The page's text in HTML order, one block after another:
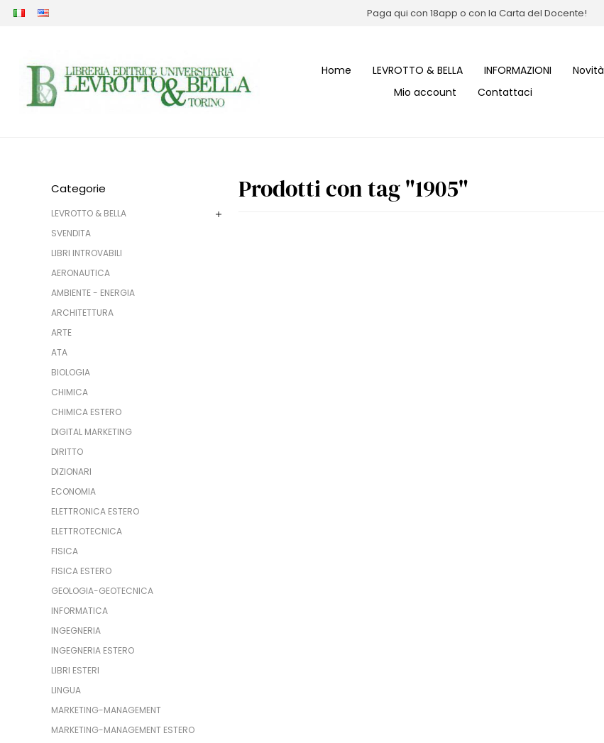
Paga qui con 18app o con la Carta del Docente!
Home LEVROTTO & BELLA INFORMAZIONI
Novità
Mio account
Contattaci
Categorie
LEVROTTO & BELLA
SVENDITA
LIBRI INTROVABILI
AERONAUTICA
AMBIENTE - ENERGIA
ARCHITETTURA
ARTE
ATA
BIOLOGIA
CHIMICA
CHIMICA ESTERO
DIGITAL MARKETING
DIRITTO
DIZIONARI
ECONOMIA
ELETTRONICA ESTERO
ELETTROTECNICA
FISICA
FISICA ESTERO
GEOLOGIA-GEOTECNICA
INFORMATICA
INGEGNERIA
INGEGNERIA ESTERO
LIBRI ESTERI
LINGUA
MARKETING-MANAGEMENT
MARKETING-MANAGEMENT ESTERO
Prodotti con tag "1905"